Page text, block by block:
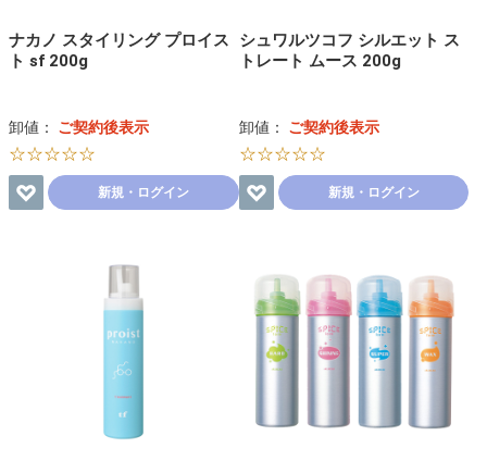
ナカノ スタイリング プロイス
ト sf 200g
卸値： ご契約後表示
☆☆☆☆☆
新規・ログイン
シュワルツコフ シルエット ス
トレート ムース 200g
卸値： ご契約後表示
☆☆☆☆☆
新規・ログイン